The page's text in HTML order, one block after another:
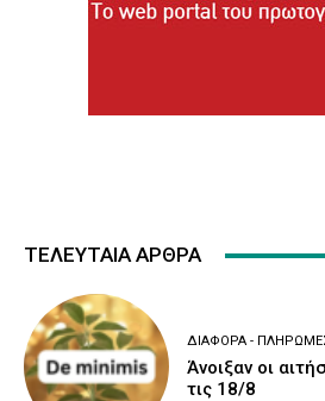
ΤΕΛΕΥΤΑΙΑ ΑΡΘΡΑ
ΔΙΆΦΟΡΑ -
Άνοιξαν οι
τις 18/8